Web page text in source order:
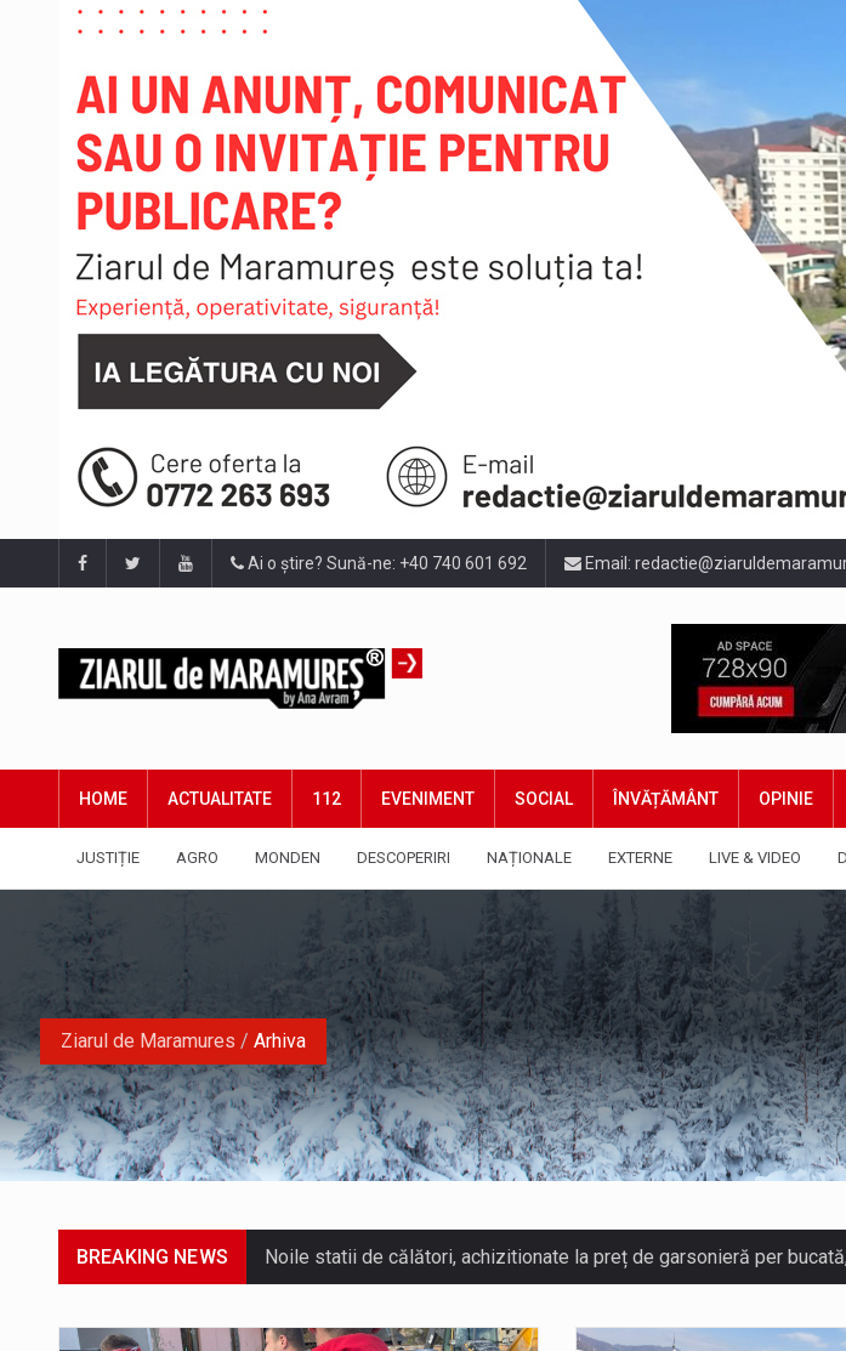
Ai o știre? Sună-ne: +40 740 601 692 Email:
HOME ACTUALITATE 112 EVENIMENT SOCIAL ÎNVĂȚĂMÂNT OPINIE
JUSTIȚIE AGRO MONDEN DESCOPERIRI NAȚIONALE EXTERNE LIVE & VIDEO
Ziarul de Maramures / Arhiva
BREAKING NEWS